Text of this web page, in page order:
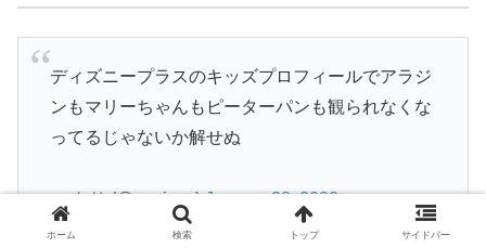
ディズニープラスのキッズプロフィールでアラジ
ンもマリーちゃんもピーターパンも観られなくな
ってるじゃないか解せぬ
— もり (@mori_nc)January 28, 2022
ホーム 検索 トップ サイドバー